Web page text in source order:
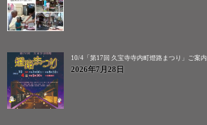
10/4「第17回 久宝寺寺内町燈路まつり」ご案内
2026年7月28日